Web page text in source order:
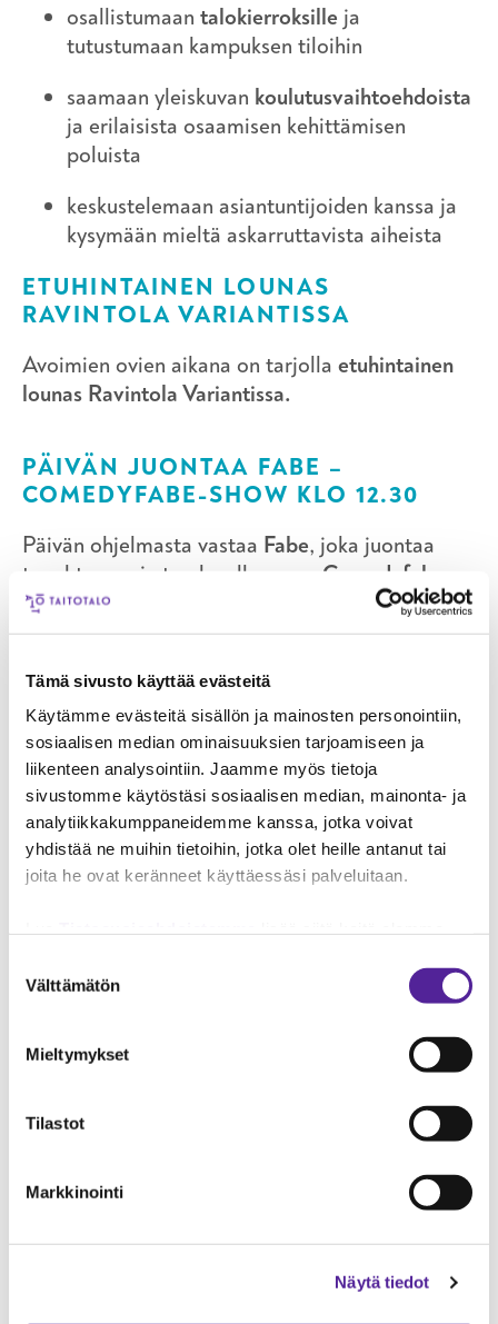
Tämä sivusto käyttää evästeitä
Käytämme evästeitä sisällön ja mainosten personointiin,
sosiaalisen median ominaisuuksien tarjoamiseen ja
liikenteen analysointiin. Jaamme myös tietoja
sivustomme käytöstäsi sosiaalisen median, mainonta- ja
analytiikkakumppaneidemme kanssa, jotka voivat
yhdistää ne muihin tietoihin, jotka olet heille antanut tai
joita he ovat keränneet käyttäessäsi palveluitaan.
henkilökohtaisia tietojasi.
Googlen Business Data
-sivuston mukaisesti varmistamme
valinta
Välttämätön
Mieltymykset
Tilastot
Markkinointi
Näytä tiedot
osallistumaan talokierroksille ja
tutustumaan kampuksen tiloihin
saamaan yleiskuvan koulutusvaihtoehdoista
ja erilaisista osaamisen kehittämisen
poluista
keskustelemaan asiantuntijoiden kanssa ja
kysymään mieltä askarruttavista aiheista
ETUHINTAINEN LOUNAS
RAVINTOLA VARIANTISSA
Avoimien ovien aikana on tarjolla etuhintainen
lounas Ravintola Variantissa.
PÄIVÄN JUONTAA FABE –
COMEDYFABE-SHOW KLO 12.30
Päivän ohjelmasta vastaa Fabe, joka juontaa
tapahtuman ja tuo lavalle oman Comedyfabe-
show’nsa.
🎤Showtime klo 12.30
TERVETULOA MUKAAN
🗓Taitotalon Avoimet ovet – perjantai 30.1. klo
11–14
PaikkanaTaitotalon Valimon kampus
Tapahtuma tarjoaa matalan kynnyksen
Lue lisää